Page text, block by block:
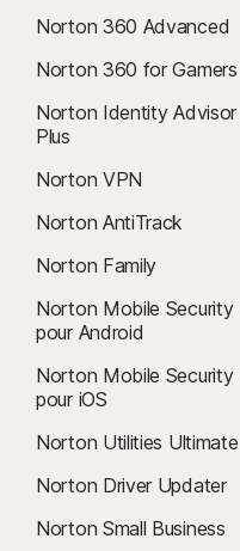
Norton 360 Advanced
Norton 360 for Gamers
Norton Identity Advisor
Plus
Norton VPN
Norton AntiTrack
Norton Family
Norton Mobile Security
pour Android
Norton Mobile Security
pour iOS
Norton Utilities Ultimate
Norton Driver Updater
Norton Small Business